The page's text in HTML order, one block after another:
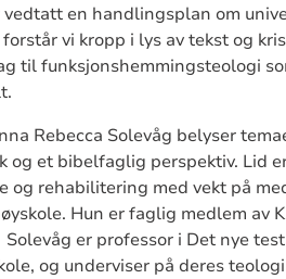
vedtatt en handlingsplan om
vi kropp i lys av tekst og
til funksjonshemmingsteologi
Rebecca Solevåg belyser
og et bibelfaglig perspektiv. Lid
og rehabilitering med vekt på
Hun er faglig medlem av
er professor i Det nye
og underviser på deres